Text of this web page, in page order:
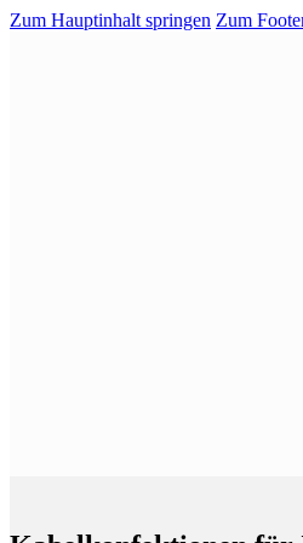
Zum Hauptinhalt springen Zum